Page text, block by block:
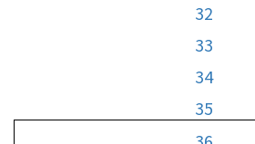
32
33
34
35